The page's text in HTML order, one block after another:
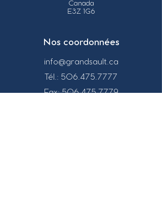
Canada
E3Z 1G6
Nos coordonnées
info@grandsault.ca
Tél.: 506.475.7777
Fax:506.475.7779